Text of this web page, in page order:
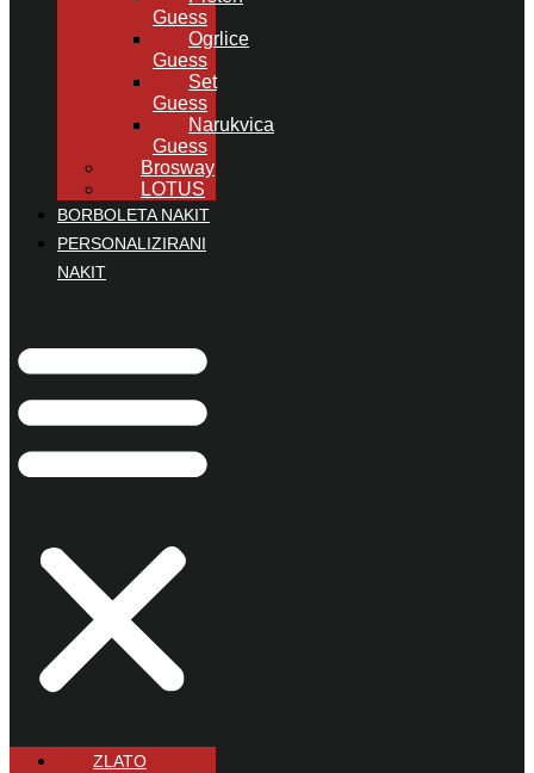
Guess
Ogrlice
Guess
Set
Guess
Narukvica
Guess
Brosway
LOTUS
BORBOLETA NAKIT
PERSONALIZIRANI
NAKIT
ZLATO